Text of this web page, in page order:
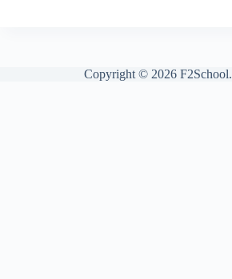
Copyright © 2026 F2School.